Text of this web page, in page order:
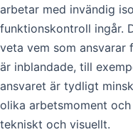
arbetar med invändig
funktionskontroll ingår.
veta vem som ansvarar
är inblandade, till
ansvaret är tydligt
olika arbetsmoment
tekniskt och visuellt.